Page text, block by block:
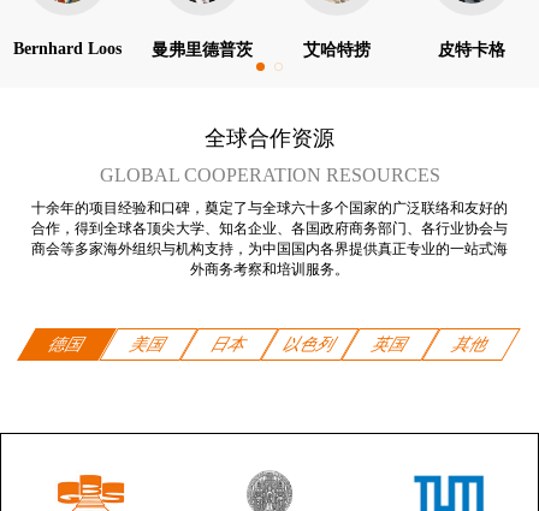
Bernhard Loos 曼弗里德普茨 艾哈特捞 皮特卡格
全球合作资源
GLOBAL COOPERATION RESOURCES
十余年的项目经验和口碑，奠定了与全球六十多个国家的广泛联络和友好的
合作，得到全球各顶尖大学、知名企业、各国政府商务部门、各行业协会与
商会等多家海外组织与机构支持，为中国国内各界提供真正专业的一站式海
外商务考察和培训服务。
德国 美国 日本 以色列 英国 其他